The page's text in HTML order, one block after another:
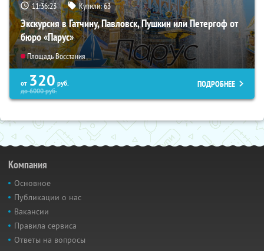
11:36:22 Купили:63
Экскурсия в Гатчину, Павловск, Пушкин или Петергоф от
бюро «Парус»
Площадь Восстания
от 320 руб.
до6000руб.
ПОДРОБНЕЕ
Компания
Основное
Публикации о нас
Вакансии
Правила сервиса
Ответы на вопросы